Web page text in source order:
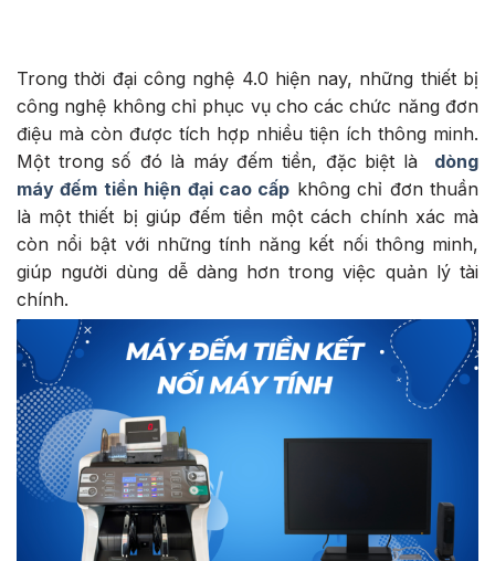
Trong thời đại công nghệ 4.0 hiện nay, những thiết bị
công nghệ không chỉ phục vụ cho các chức năng đơn
điệu mà còn được tích hợp nhiều tiện ích thông minh.
Một trong số đó là máy đếm tiền, đặc biệt là dòng
máy đếm tiền hiện đại cao cấp không chỉ đơn thuần
là một thiết bị giúp đếm tiền một cách chính xác mà
còn nổi bật với những tính năng kết nối thông minh,
giúp người dùng dễ dàng hơn trong việc quản lý tài
chính.